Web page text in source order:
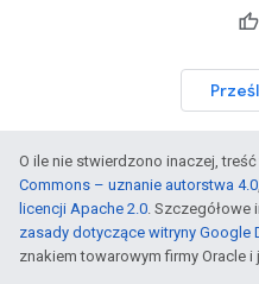
O ile nie stwierdzono inaczej,
Commons – uznanie autorstwa 4.0
licencji Apache 2.0. Szczegółowe
zasady dotyczące witryny Google
znakiem towarowym firmy Oracle